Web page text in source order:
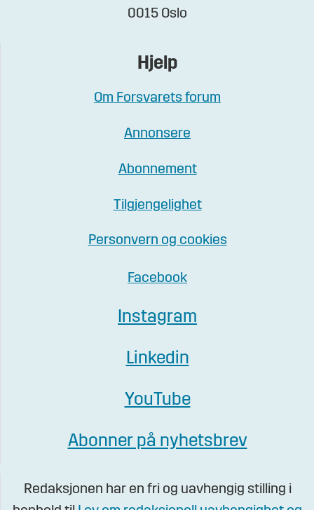
0015 Oslo
Hjelp
Om Forsvarets forum
Annonsere
Abonnement
Tilgjengelighet
Personvern og cookies
Facebook
Instagram
Linkedin
YouTube
Abonner på nyhetsbrev
Redaksjonen har en fri og uavhengig stilling i